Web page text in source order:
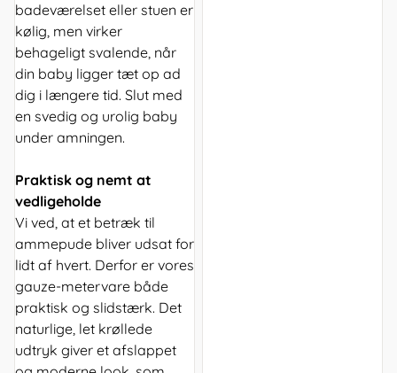
badeværelset eller stuen er
kølig, men virker
behageligt svalende, når
din baby ligger tæt op ad
dig i længere tid. Slut med
en svedig og urolig baby
under amningen.
Praktisk og nemt at
vedligeholde
Vi ved, at et betræk til
ammepude bliver udsat for
lidt af hvert. Derfor er vores
gauze-metervare både
praktisk og slidstærk. Det
naturlige, let krøllede
udtryk giver et afslappet